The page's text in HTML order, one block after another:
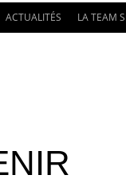
ACTUALITÉS LA TEAM